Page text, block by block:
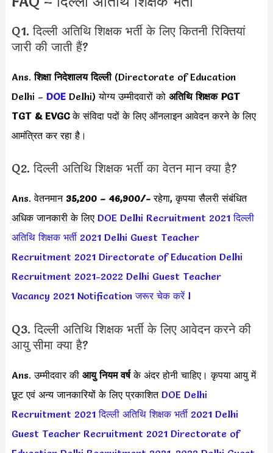
Q1. दिल्ली अतिथि शिक्षक भर्ती के लिए कितनी रिक्तियां
जारी की जाती हैं?
Ans.शिक्षा निदेशालय दिल्ली(Directorate of Education
Delhi – DOEDelhi) योग्य उम्मीदवारों को अतिथि शिक्षक PGT
TGT & EVGCके संविदा पदों के लिए ऑनलाइन आवेदन करने के लिए
आमंत्रित कर रहा है।
Q2. दिल्ली अतिथि शिक्षक भर्ती का वेतन मान क्या है?
Ans. वेतनमान 35,200 – 46,900/-रहेगा, कृपया सैलरी संबंधित
अधिक जानकारी के लिए DOE Delhi Recruitment 2021 दिल्ली
अतिथि शिक्षक भर्ती 2021 Delhi Guest Teacher
Recruitment 2021 Directorate of Education Delhi
Recruitment 2021-2022 Delhi Guest Teacher
Vacancy 2021Notification जरूर चेक करें l
Q3. दिल्ली अतिथि शिक्षक भर्ती के लिए आवेदन करने की
आयु सीमा क्या है?
Ans. उम्मीदवार की आयु नियम वर्षके अंदर होनी चाहिए। कृपया आयु में
छूट एवं अन्य जानकारियों के लिए प्रकाशित DOE Delhi
Recruitment 2021 दिल्ली अतिथि शिक्षक भर्ती 2021 Delhi
Guest Teacher Recruitment 2021 Directorate of